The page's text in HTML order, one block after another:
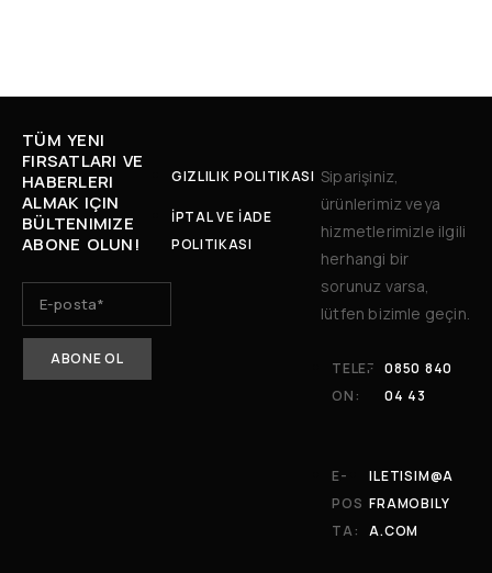
TÜM YENI
FIRSATLARI VE
HABERLERI
ALMAK IÇIN
BÜLTENIMIZE
ABONE OLUN!
GIZLILIK POLITIKASI
İPTAL VE İADE
POLITIKASI
Siparişiniz,
ürünlerimiz veya
hizmetlerimizle ilgili
herhangi bir
sorunuz varsa,
lütfen bizimle geçin.
TELEF
ON:
0850 840
04 43
E-
POS
TA:
ILETISIM@A
FRAMOBILY
A.COM